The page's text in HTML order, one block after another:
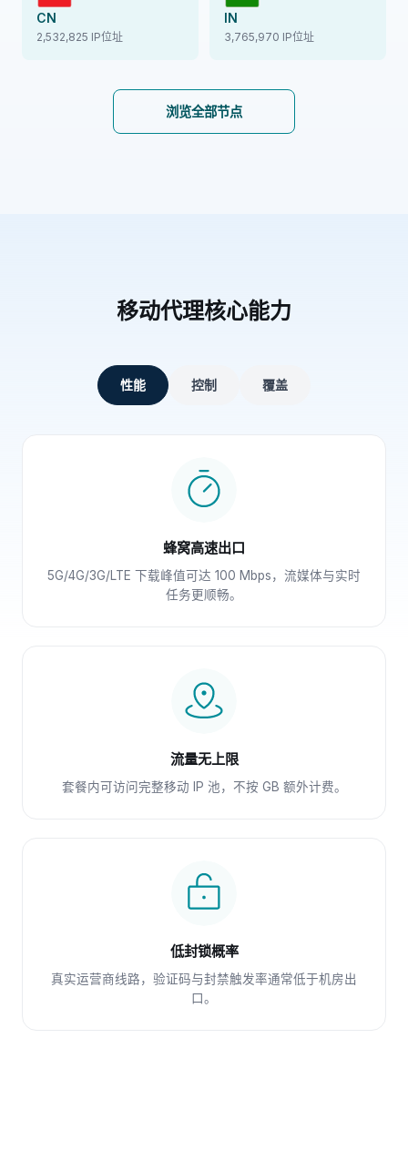
CN
2,532,825 IP位址
IN
3,765,970 IP位址
浏览全部节点
移动代理核心能力
性能 控制 覆盖
蜂窝高速出口
5G/4G/3G/LTE 下载峰值可达 100 Mbps，流媒体与实时
任务更顺畅。
流量无上限
套餐内可访问完整移动 IP 池，不按 GB 额外计费。
低封锁概率
真实运营商线路，验证码与封禁触发率通常低于机房出
口。